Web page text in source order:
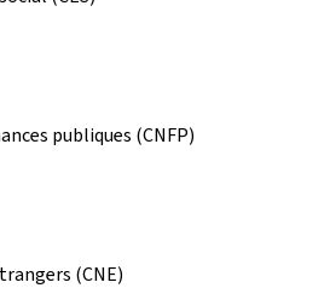
publiques (CNFP)
(CNE)